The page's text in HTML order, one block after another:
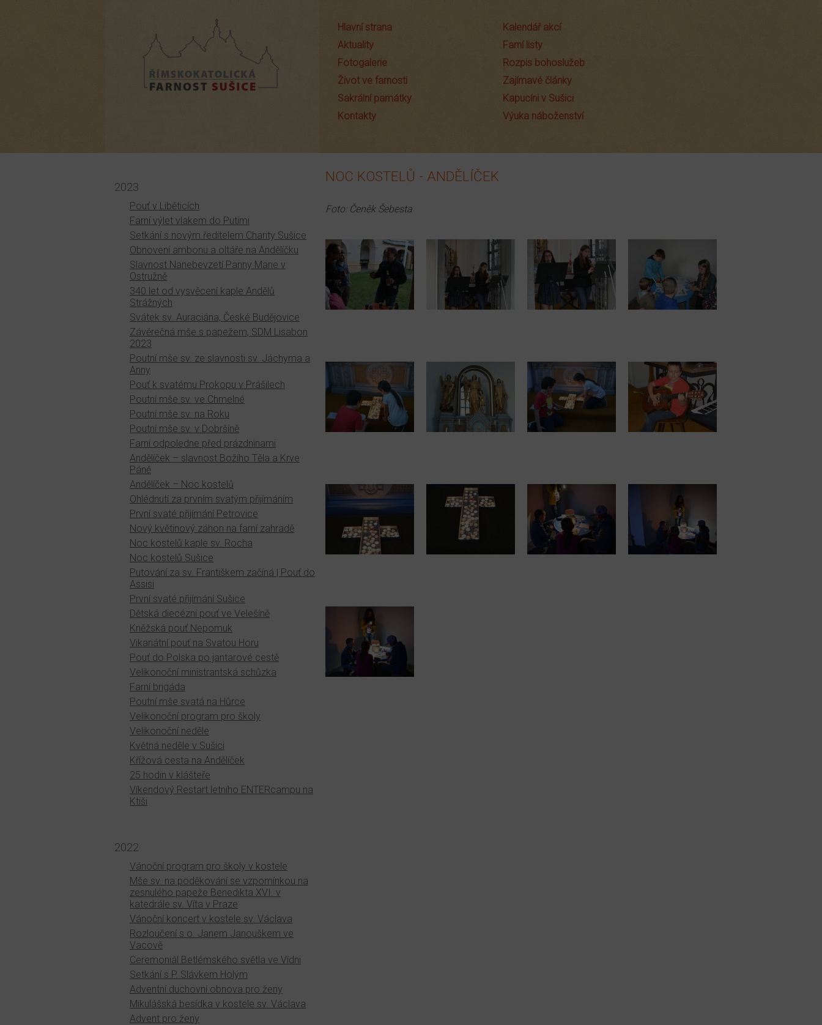
Hlavní strana
Aktuality
Fotogalerie
Život ve farnosti
Sakrální památky
Kontakty
Kalendář akcí
Farní listy
Rozpis bohoslužeb
Zajímavé články
Kapucíni v Sušici
Výuka náboženství
NOC KOSTELŮ - ANDĚLÍČEK
Foto: Čeněk Šebesta
2023
Pouť v Liběticích
Farní výlet vlakem do Putimi
Setkání s novým ředitelem Charity Sušice
Obnovení ambonu a oltáře na Andělíčku
Slavnost Nanebevzetí Panny Marie v
Ostružně
340 let od vysvěcení kaple Andělů
Strážných
Svátek sv. Auraciána, České Budějovice
Závěrečná mše s papežem, SDM Lisabon
2023
Poutní mše sv. ze slavnosti sv. Jáchyma a
Anny
Pouť k svatému Prokopu v Prášilech
Poutní mše sv. ve Chmelné
Poutní mše sv. na Roku
Poutní mše sv. v Dobršíně
Farní odpoledne před prázdninami
Andělíček – slavnost Božího Těla a Krve
Páně
Andělíček – Noc kostelů
Ohlédnutí za prvním svatým přijímáním
První svaté přijímání Petrovice
Nový květinový záhon na farní zahradě
Noc kostelů kaple sv. Rocha
Noc kostelů Sušice
Putování za sv. Františkem začíná | Pouť do
Assisi
První svaté přijímání Sušice
Dětská diecézní pouť ve Velešíně
Kněžská pouť Nepomuk
Vikariátní pouť na Svatou Horu
Pouť do Polska po jantarové cestě
Velikonoční ministrantská schůzka
Farní brigáda
Poutní mše svatá na Hůrce
Velikonoční program pro školy
Velikonoční neděle
Květná neděle v Sušici
Křížová cesta na Andělíček
25 hodin v klášteře
Víkendový Restart letního ENTERcampu na
Ktiši
2022
Vánoční program pro školy v kostele
Mše sv. na poděkování se vzpomínkou na
zesnulého papeže Benedikta XVI. v
katedrále sv. Víta v Praze
Vánoční koncert v kostele sv. Václava
Rozloučení s o. Janem Janouškem ve
Vacově
Ceremoniál Betlémského světla ve Vídni
Setkání s P. Slávkem Holým
Adventní duchovní obnova pro ženy
Mikulášská besídka v kostele sv. Václava
Advent pro ženy